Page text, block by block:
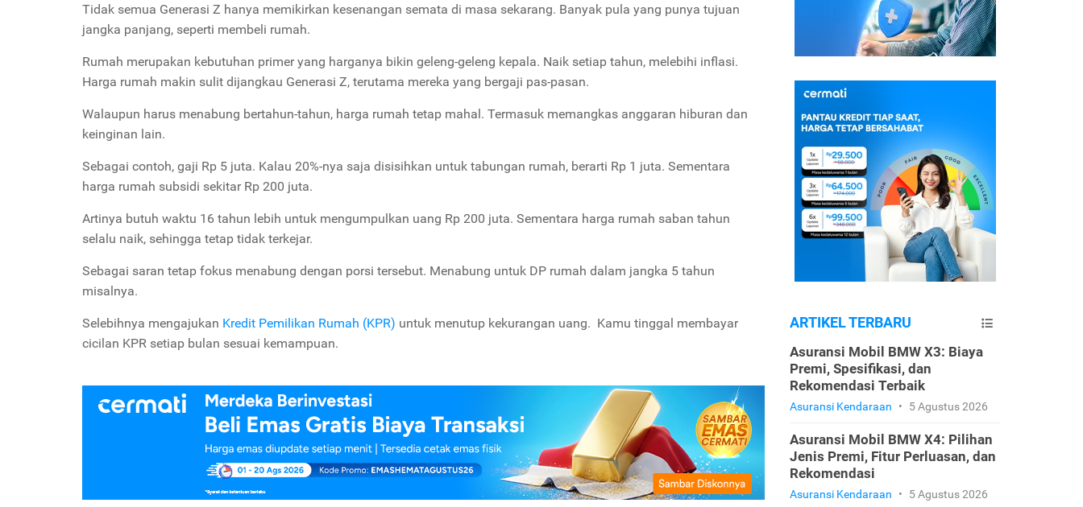
Tidak semua Generasi Z hanya memikirkan kesenangan semata di masa sekarang. Banyak pula yang punya tujuan
jangka panjang, seperti membeli rumah.
Rumah merupakan kebutuhan primer yang harganya bikin geleng-geleng kepala. Naik setiap tahun, melebihi inflasi.
Harga rumah makin sulit dijangkau Generasi Z, terutama mereka yang bergaji pas-pasan.
Walaupun harus menabung bertahun-tahun, harga rumah tetap mahal. Termasuk memangkas anggaran hiburan dan
keinginan lain.
Sebagai contoh, gaji Rp 5 juta. Kalau 20%-nya saja disisihkan untuk tabungan rumah, berarti Rp 1 juta. Sementara
harga rumah subsidi sekitar Rp 200 juta.
Artinya butuh waktu 16 tahun lebih untuk mengumpulkan uang Rp 200 juta. Sementara harga rumah saban tahun
selalu naik, sehingga tetap tidak terkejar.
Sebagai saran tetap fokus menabung dengan porsi tersebut. Menabung untuk DP rumah dalam jangka 5 tahun
misalnya.
Selebihnya mengajukan Kredit Pemilikan Rumah (KPR) untuk menutup kekurangan uang. Kamu tinggal membayar
cicilan KPR setiap bulan sesuai kemampuan.
ARTIKEL TERBARU
Asuransi Mobil BMW X3: Biaya
Premi, Spesifikasi, dan
Rekomendasi Terbaik
Asuransi Kendaraan • 5 Agustus 2026
Asuransi Mobil BMW X4: Pilihan
Jenis Premi, Fitur Perluasan, dan
Rekomendasi
Asuransi Kendaraan • 5 Agustus 2026